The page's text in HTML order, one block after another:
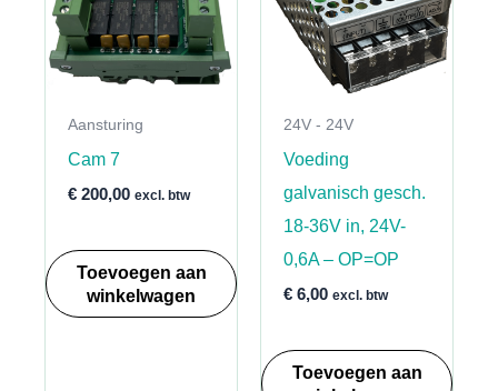
Aansturing
Cam 7
€200,00 excl. btw
Toevoegen aan
winkelwagen
24V - 24V
Voeding
galvanisch gesch.
18-36V in, 24V-
0,6A – OP=OP
€6,00 excl. btw
Toevoegen aan